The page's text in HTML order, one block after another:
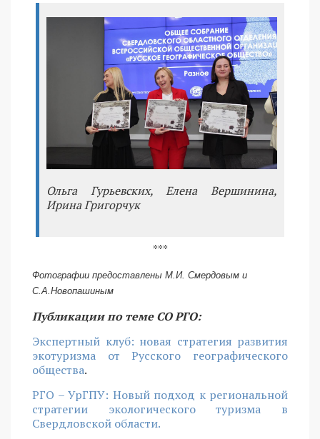
Ольга Гурьевских, Елена Вершинина,
Ирина Григорчук
***
Фотографии предоставлены М.И. Смердовым и
С.А.Новопашиным
Публикации по теме СО РГО:
Экспертный клуб: новая стратегия развития
экотуризма от Русского географического
общества.
РГО – УрГПУ: Новый подход к региональной
стратегии экологического туризма в
Свердловской области.